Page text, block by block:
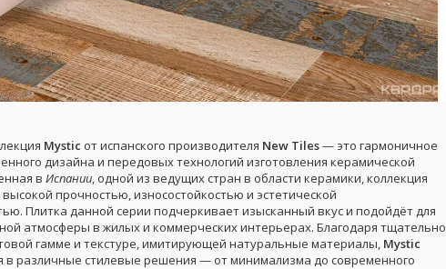
Mystic от испанского производителя New Tiles— это гармоничное
дизайна и передовых технологий изготовления керамической
в Испании , одной из ведущих стран в области керамики, коллекция
высокой прочностью, износостойкостью и эстетической
Плитка данной серии подчеркивает изысканный вкус и подойдёт для
атмосферы в жилых и коммерческих интерьерах. Благодаря тщательно
гамме и текстуре, имитирующей натуральные материалы, Mystic
в различные стилевые решения — от минимализма до современного